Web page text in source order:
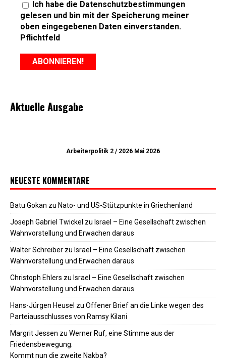
Ich habe die Datenschutzbestimmungen
gelesen und bin mit der Speicherung meiner
oben eingegebenen Daten einverstanden.
Pflichtfeld
Aktuelle Ausgabe
Arbeiterpolitik 2 / 2026 Mai 2026
NEUESTE KOMMENTARE
Batu Gokan zu Nato- und US-Stützpunkte in Griechenland
Joseph Gabriel Twickel zu Israel – Eine Gesellschaft zwischen
Wahnvorstellung und Erwachen daraus
Walter Schreiber zu Israel – Eine Gesellschaft zwischen
Wahnvorstellung und Erwachen daraus
Christoph Ehlers zu Israel – Eine Gesellschaft zwischen
Wahnvorstellung und Erwachen daraus
Hans-Jürgen Heusel zu Offener Brief an die Linke wegen des
Parteiausschlusses von Ramsy Kilani
Margrit Jessen zu Werner Ruf, eine Stimme aus der
Friedensbewegung:
Kommt nun die zweite Nakba?